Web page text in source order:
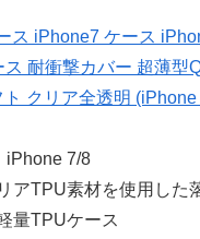
ス iPhone7 ケース
耐衝撃カバー 超薄型
ト クリア全透明
iPhone 7/8
アTPU素材を使用した
量TPUケース